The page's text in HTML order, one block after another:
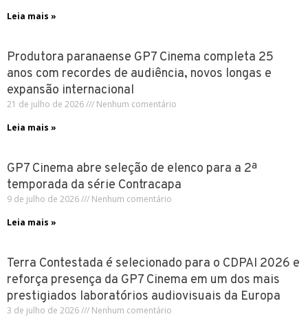
Leia mais »
Produtora paranaense GP7 Cinema completa 25
anos com recordes de audiência, novos longas e
expansão internacional
21 de julho de 2026
Nenhum comentário
Leia mais »
GP7 Cinema abre seleção de elenco para a 2ª
temporada da série Contracapa
9 de julho de 2026
Nenhum comentário
Leia mais »
Terra Contestada é selecionado para o CDPAI 2026 e
reforça presença da GP7 Cinema em um dos mais
prestigiados laboratórios audiovisuais da Europa
3 de julho de 2026 Nenhum comentário